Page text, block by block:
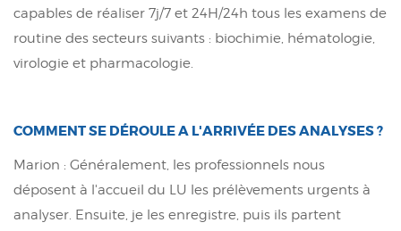
capables de réaliser 7j/7 et 24H/24h tous les examens de
routine des secteurs suivants : biochimie, hématologie,
virologie et pharmacologie.
COMMENT SE DÉROULE A L'ARRIVÉE DES ANALYSES ?
Marion : Généralement, les professionnels nous
déposent à l'accueil du LU les prélèvements urgents à
analyser. Ensuite, je les enregistre, puis ils partent